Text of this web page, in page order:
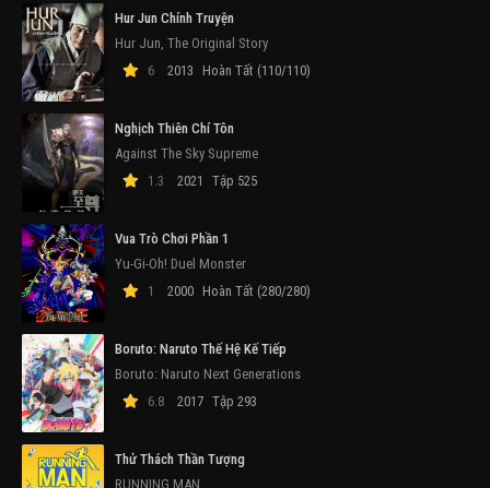
Hur Jun Chính Truyện
Hur Jun, The Original Story
6
2013 Hoàn Tất (110/110)
Nghịch Thiên Chí Tôn
Against The Sky Supreme
1.3
2021 Tập 525
Vua Trò Chơi Phần 1
Yu-Gi-Oh! Duel Monster
1
2000 Hoàn Tất (280/280)
Boruto: Naruto Thế Hệ Kế Tiếp
Boruto: Naruto Next Generations
6.8
2017 Tập 293
Thử Thách Thần Tượng
RUNNING MAN